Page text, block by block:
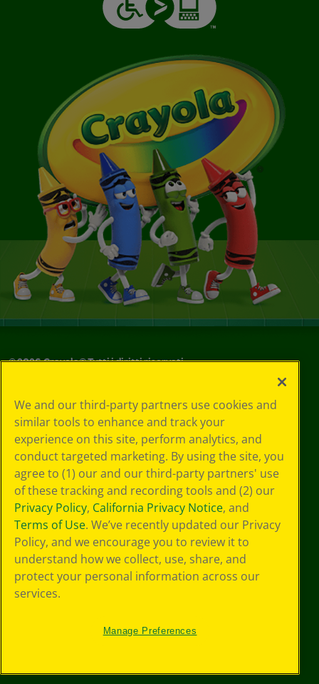
©2026Crayola® Tutti i diritti riservati.
in materia di
privacy
Informativa sulla
privacy
Termini SMS
GDPR
Informativa sulla
privacy di CA
Technologies
Preferenze cookie
Condizioni d'uso
Accessibilità web
Mappa del sito
We and our third-party partners use cookies and
similar tools to enhance and track your
experience on this site, perform analytics, and
conduct targeted marketing. By using the site, you
agree to (1) our and our third-party partners' use
of these tracking and recording tools and (2) our
Privacy Policy, California Privacy Notice, and
Terms of Use. We’ve recently updated our Privacy
Policy, and we encourage you to review it to
understand how we collect, use, share, and
protect your personal information across our
services.
Manage Preferences